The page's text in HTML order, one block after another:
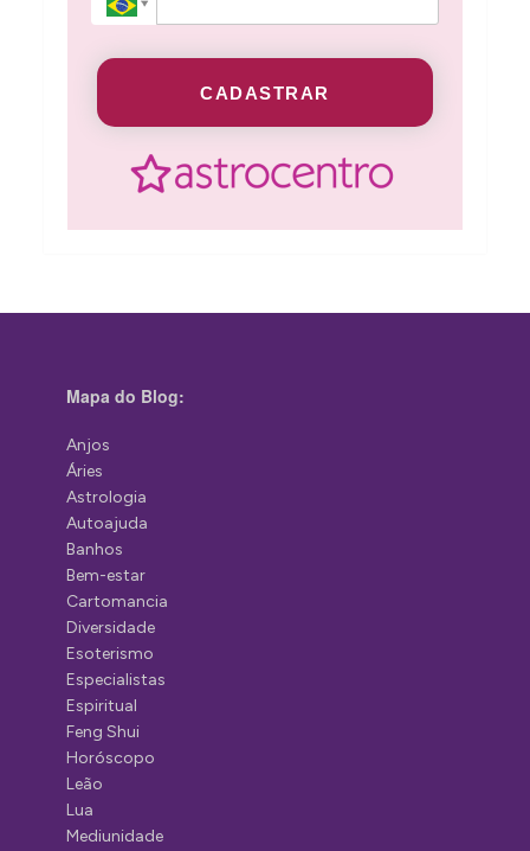
CADASTRAR
Mapa do Blog:
Anjos
Áries
Astrologia
Autoajuda
Banhos
Bem-estar
Cartomancia
Diversidade
Esoterismo
Especialistas
Espiritual
Feng Shui
Horóscopo
Leão
Lua
Mediunidade